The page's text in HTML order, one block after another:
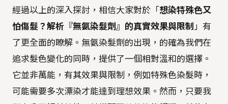
經過以上的深入探討，相信大家對於「 想染特殊色又
怕傷髮？解析『無氨染髮劑』的真實效果與限制 」有
了更全面的瞭解。無氨染髮劑的出現，的確為我們在
追求髮色變化的同時，提供了一個相對溫和的選擇。
它並非萬能，有其效果與限制，例如特殊色染髮時，
可能需要多次漂染才能達到理想效果。然而，只要我